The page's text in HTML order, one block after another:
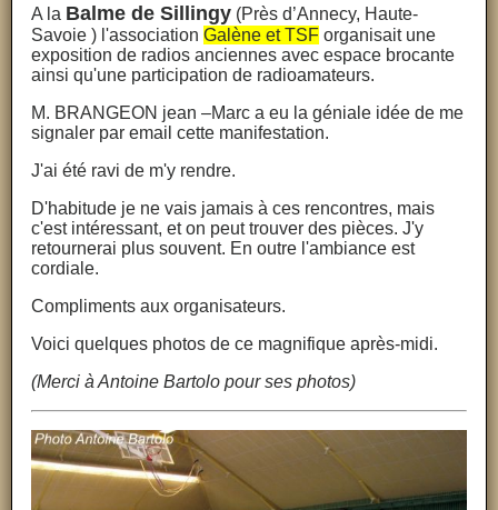
A la Balme de Sillingy (Près d’Annecy, Haute-
Savoie ) l'associationGalène et TSF organisait une
exposition de radios anciennes avec espace brocante
ainsi qu'une participation de radioamateurs.
M. BRANGEON jean –Marc a eu la géniale idée de me
signaler par email cette manifestation.
J'ai été ravi de m'y rendre.
D'habitude je ne vais jamais à ces rencontres, mais
c'est intéressant, et on peut trouver des pièces. J'y
retournerai plus souvent. En outre l'ambiance est
cordiale.
Compliments aux organisateurs.
Voici quelques photos de ce magnifique après-midi.
(Merci à Antoine Bartolo pour ses photos)